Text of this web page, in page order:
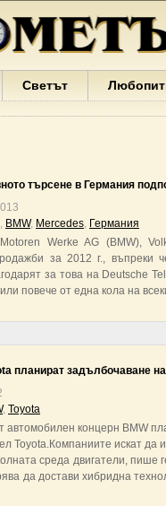
Светът
търсене в Германия
, BMW, Mercedes, Германия
Werke AG (BMW),
за 2012 г., въпреки
за това на Deutsche
повече от една кола на
планират задълбочаване
, Toyota
автомобилен концерн BMW
Toyota.Компаниите искат да
среда двигатели, пише
да достави хибридна